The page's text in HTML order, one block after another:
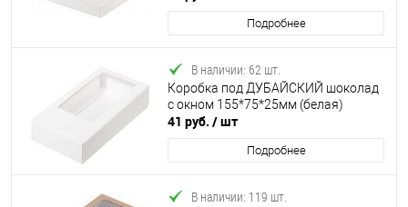
крышкой
Подробнее
В наличии: 62 шт.
Коробка под ДУБАЙСКИЙ шоколад
с окном 155*75*25мм (белая)
41 руб. / шт
Подробнее
В наличии: 119 шт.